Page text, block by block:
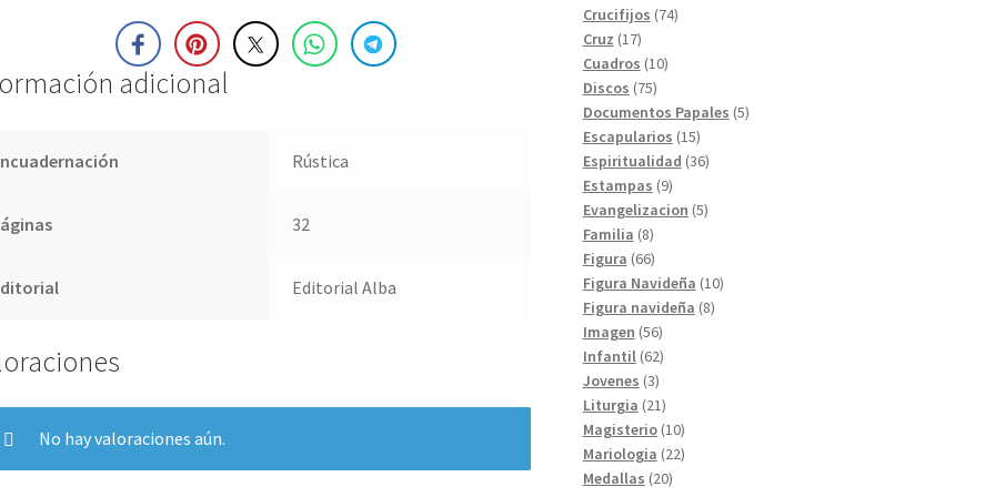
adicional
Rústica
32
Editorial Alba
No hay valoraciones aún.
productos
Crucifijos 7474
Cruz 1717
productos
Cuadros 1010
Discos 7575
productos
Documentos Papales 55
Escapularios 1515
productos
Espiritualidad 3636
Estampas 99
productos
Evangelizacion 55
Familia 88
productos
Figura 6666
productos
Figura Navideña 1010
Figura navideña 88
Imagen 5656
productos
Infantil 6262
productos
Jovenes 33
productos
Liturgia 2121
productos
Magisterio 1010
productos
Mariologia 2222
Medallas 2020